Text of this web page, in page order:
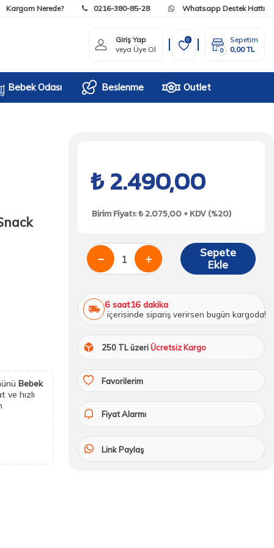
Kargom Nerede? 0216-380-85-28 Whatsapp Destek Hattı
Giriş Yap
veya Üye Ol
0
0
Sepetim
0,00TL
Bebek Odası Beslenme Outlet
Bebek
hızlı
₺2.490,00
Birim Fiyatı: ₺ 2.075,00 + KDV (%20)
Sepete
Ekle
6 saat16 dakika
içerisinde sipariş verirsen bugün kargoda!
250 TL üzeriÜcretsiz Kargo
Favorilerim
Fiyat Alarmı
Link Paylaş